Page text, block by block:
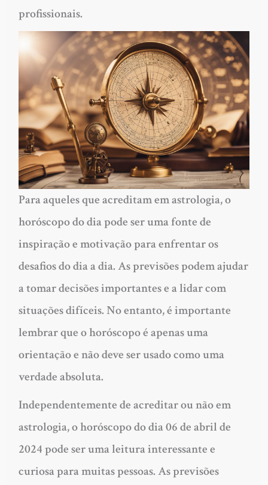
profissionais.
Para aqueles que acreditam em astrologia, o
horóscopo do dia pode ser uma fonte de
inspiração e motivação para enfrentar os
desafios do dia a dia. As previsões podem ajudar
a tomar decisões importantes e a lidar com
situações difíceis. No entanto, é importante
lembrar que o horóscopo é apenas uma
orientação e não deve ser usado como uma
verdade absoluta.
Independentemente de acreditar ou não em
astrologia, o horóscopo do dia 06 de abril de
2024 pode ser uma leitura interessante e
curiosa para muitas pessoas. As previsões